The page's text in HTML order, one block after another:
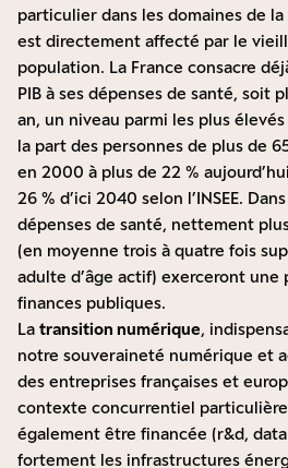
particulier dans les domaines de
est directement affecté par le
population. La France consacre
PIB à ses dépenses de santé, soit
an, un niveau parmi les plus élevés
la part des personnes de plus de
en 2000 à plus de 22 %
26 % d’ici 2040 selon l’INSEE.
dépenses de santé, nettement
(en moyenne trois à quatre fois
adulte d’âge actif) exerceront une
finances publiques.
La transition numérique,
notre souveraineté numérique et
des entreprises françaises et
contexte concurrentiel
également être financée (r&d,
fortement les infrastructures